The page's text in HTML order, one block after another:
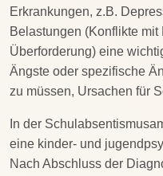
Erkrankungen, z.B.
Belastungen (Konflikte
Überforderung) eine
Ängste oder spezifische
zu müssen, Ursachen für
In der
eine kinder- und
Nach Abschluss der